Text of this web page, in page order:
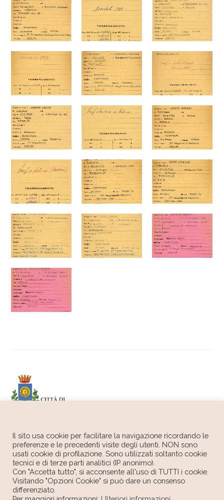
Il sito usa cookie per facilitare la navigazione ricordando le
preferenze e le precedenti visite degli utenti. NON sono
usati cookie di profilazione. Sono utilizzati soltanto cookie
tecnici e di terze parti analitici (IP anonimo).
Con "Accetta tutto", si acconsente all'uso di TUTTI i cookie.
Visitando "Opzioni Cookie" si può dare un consenso
differenziato.